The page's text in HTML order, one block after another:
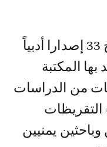
وأشار البيان إلى أن للمقالح 33 إصدارا أدبياً
بها المكتبة
من الدراسات
التقريظات
يمنيين